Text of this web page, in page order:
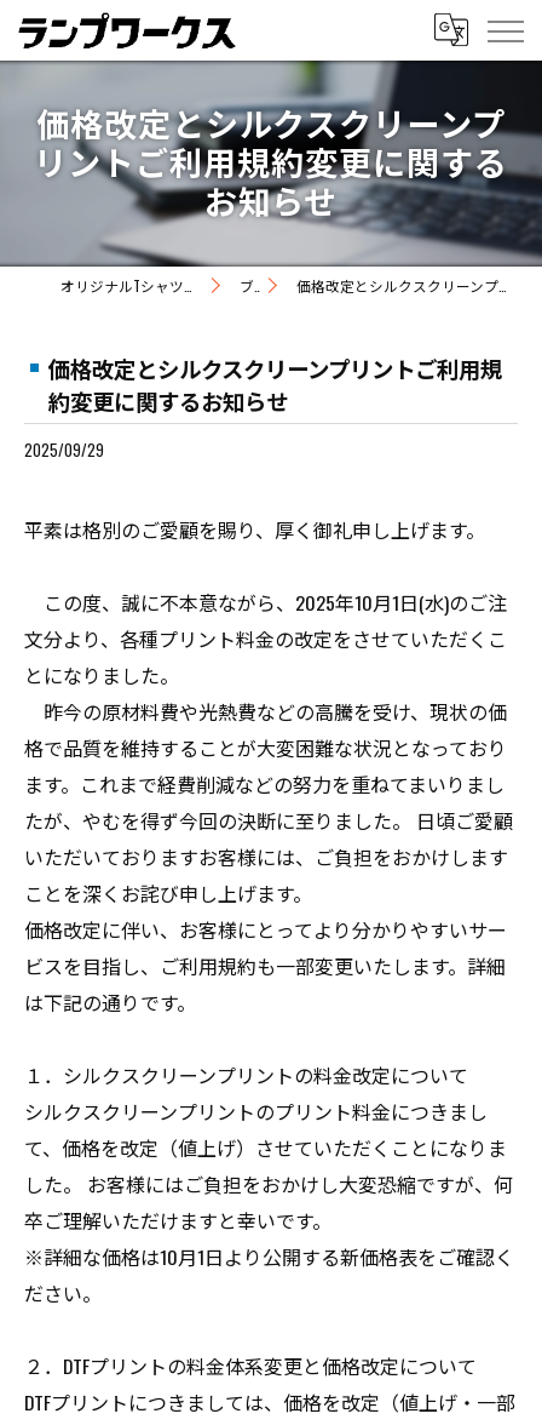
価格改定とシルクスクリーンプ
リントご利用規約変更に関する
お知らせ
ブログ 価格改定とシルクスクリーンプリントご利用規約変更に関するお知らせ
価格改定とシルクスクリーンプリントご利用規
約変更に関するお知らせ
2025/09/29
平素は格別のご愛顧を賜り、厚く御礼申し上げます。
この度、誠に不本意ながら、2025年10月1日(水)のご注
文分より、各種プリント料金の改定をさせていただくこ
とになりました。
昨今の原材料費や光熱費などの高騰を受け、現状の価
格で品質を維持することが大変困難な状況となっており
ます。これまで経費削減などの努力を重ねてまいりまし
たが、やむを得ず今回の決断に至りました。 日頃ご愛顧
いただいておりますお客様には、ご負担をおかけします
ことを深くお詫び申し上げます。
価格改定に伴い、お客様にとってより分かりやすいサー
ビスを目指し、ご利用規約も一部変更いたします。詳細
は下記の通りです。
１．シルクスクリーンプリントの料金改定について
シルクスクリーンプリントのプリント料金につきまし
て、価格を改定（値上げ）させていただくことになりま
した。 お客様にはご負担をおかけし大変恐縮ですが、何
卒ご理解いただけますと幸いです。
※詳細な価格は10月1日より公開する新価格表をご確認く
ださい。
２．DTFプリントの料金体系変更と価格改定について
DTFプリントにつきましては、価格を改定（値上げ・一部